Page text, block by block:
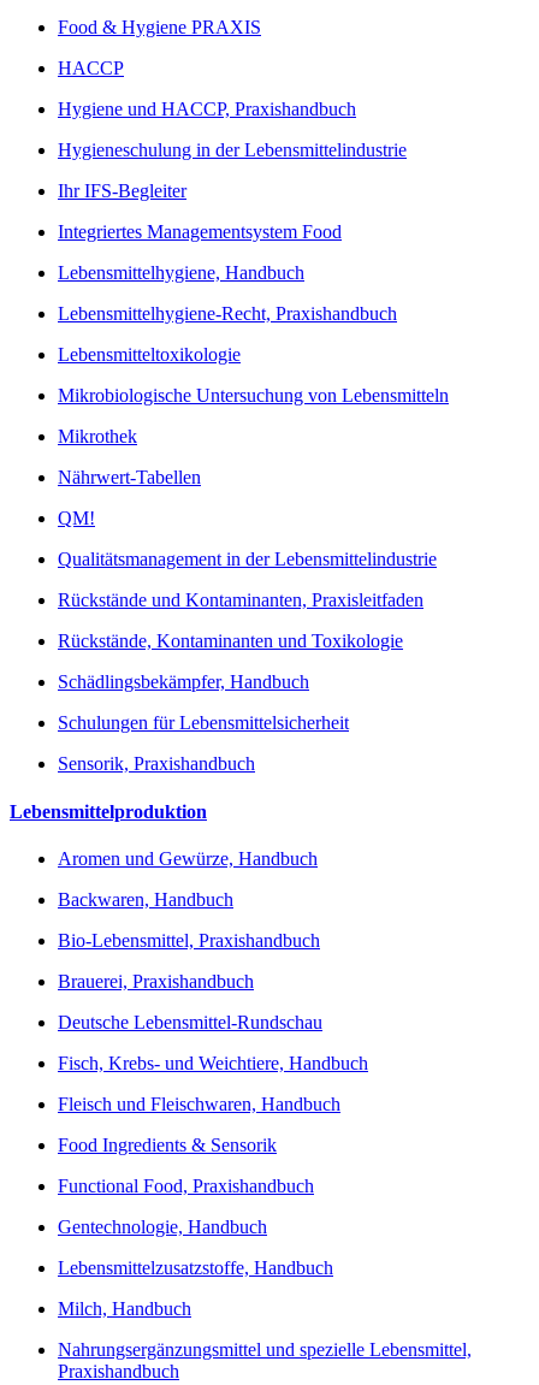
Food & Hygiene PRAXIS
HACCP
Hygiene und HACCP, Praxishandbuch
Hygieneschulung in der Lebensmittelindustrie
Ihr IFS-Begleiter
Integriertes Managementsystem Food
Lebensmittelhygiene, Handbuch
Lebensmittelhygiene-Recht, Praxishandbuch
Lebensmitteltoxikologie
Mikrobiologische Untersuchung von Lebensmitteln
Mikrothek
Nährwert-Tabellen
QM!
Qualitätsmanagement in der Lebensmittelindustrie
Rückstände und Kontaminanten, Praxisleitfaden
Rückstände, Kontaminanten und Toxikologie
Schädlingsbekämpfer, Handbuch
Schulungen für Lebensmittelsicherheit
Sensorik, Praxishandbuch
Lebensmittelproduktion
Aromen und Gewürze, Handbuch
Backwaren, Handbuch
Bio-Lebensmittel, Praxishandbuch
Brauerei, Praxishandbuch
Deutsche Lebensmittel-Rundschau
Fisch, Krebs- und Weichtiere, Handbuch
Fleisch und Fleischwaren, Handbuch
Food Ingredients & Sensorik
Functional Food, Praxishandbuch
Gentechnologie, Handbuch
Lebensmittelzusatzstoffe, Handbuch
Milch, Handbuch
Nahrungsergänzungsmittel und spezielle Lebensmittel,
Praxishandbuch